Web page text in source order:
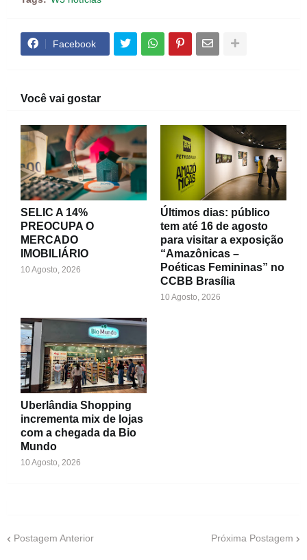
Facebook
Você vai gostar
SELIC A 14%
PREOCUPA O
MERCADO
IMOBILIÁRIO
10 Agosto, 2026
Últimos dias: público
tem até 16 de agosto
para visitar a exposição
“Amazônicas –
Poéticas Femininas” no
CCBB Brasília
10 Agosto, 2026
Uberlândia Shopping
incrementa mix de lojas
com a chegada da Bio
Mundo
10 Agosto, 2026
Postagem Anterior Próxima Postagem